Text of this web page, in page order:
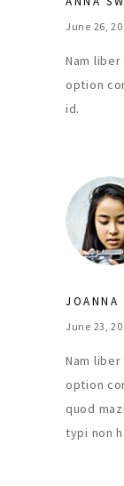
June 26,
Nam
option
id.
JOANNA
June 23,
Nam
option
quod
typi non